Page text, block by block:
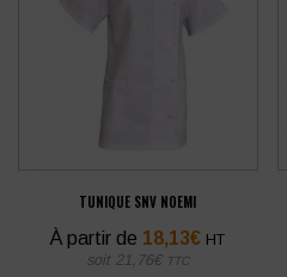
TUNIQUE SNV NOEMI
À partir de 18,13€ HT
soit 21,76€ TTC